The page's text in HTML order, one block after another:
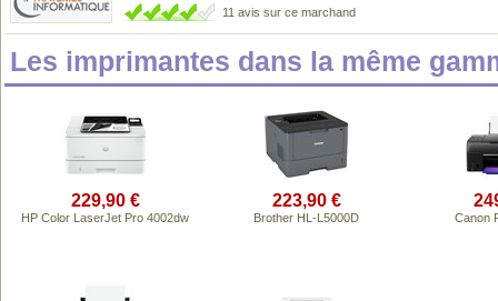
11 avis sur ce marchand
Les imprimantes dans la même
229,90 €
HP Color LaserJet Pro 4002dw
223,90 €
Brother HL-L5000D Canon